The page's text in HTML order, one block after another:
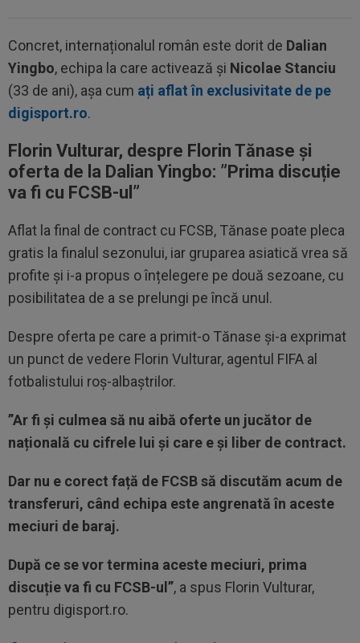
Concret, internaționalul român este dorit de Dalian
Yingbo, echipa la care activează și Nicolae Stanciu
(33 de ani), așa cum ați aflat în exclusivitate de pe
digisport.ro.
Florin Vulturar, despre Florin Tănase și
oferta de la Dalian Yingbo: ”Prima discuție
va fi cu FCSB-ul”
Aflat la final de contract cu FCSB, Tănase poate pleca
gratis la finalul sezonului, iar gruparea asiatică vrea să
profite și i-a propus o înțelegere pe două sezoane, cu
posibilitatea de a se prelungi pe încă unul.
Despre oferta pe care a primit-o Tănase și-a exprimat
un punct de vedere Florin Vulturar, agentul FIFA al
fotbalistului roș-albaștrilor.
”Ar fi și culmea să nu aibă oferte un jucător de
națională cu cifrele lui și care e și liber de contract.
Dar nu e corect față de FCSB să discutăm acum de
transferuri, când echipa este angrenată în aceste
meciuri de baraj.
După ce se vor termina aceste meciuri, prima
discuție va fi cu FCSB-ul”, a spus Florin Vulturar,
pentru digisport.ro.